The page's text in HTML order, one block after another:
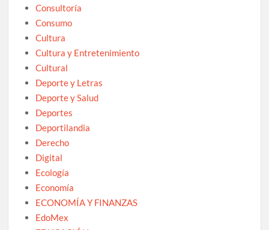
Consultoría
Consumo
Cultura
Cultura y Entretenimiento
Cultural
Deporte y Letras
Deporte y Salud
Deportes
Deportilandia
Derecho
Digital
Ecología
Economía
ECONOMÍA Y FINANZAS
EdoMex